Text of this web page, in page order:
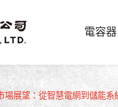
電容器
場展望：從智慧電網到儲能系